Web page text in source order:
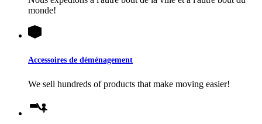
monde!
Accessoires de déménagement
We sell hundreds of products that make moving easier!